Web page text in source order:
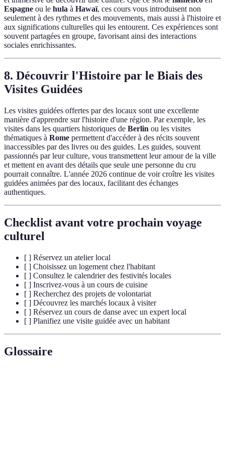
Espagne ou le hula à Hawaï, ces cours vous introduisent non
seulement à des rythmes et des mouvements, mais aussi à l'histoire et
aux significations culturelles qui les entourent. Ces expériences sont
souvent partagées en groupe, favorisant ainsi des interactions
sociales enrichissantes.
8. Découvrir l'Histoire par le Biais des
Visites Guidées
Les visites guidées offertes par des locaux sont une excellente
manière d'apprendre sur l'histoire d'une région. Par exemple, les
visites dans les quartiers historiques de Berlin ou les visites
thématiques à Rome permettent d'accéder à des récits souvent
inaccessibles par des livres ou des guides. Les guides, souvent
passionnés par leur culture, vous transmettent leur amour de la ville
et mettent en avant des détails que seule une personne du cru
pourrait connaître. L'année 2026 continue de voir croître les visites
guidées animées par des locaux, facilitant des échanges
authentiques.
Checklist avant votre prochain voyage
culturel
[ ] Réservez un atelier local
[ ] Choisissez un logement chez l'habitant
[ ] Consultez le calendrier des festivités locales
[ ] Inscrivez-vous à un cours de cuisine
[ ] Recherchez des projets de volontariat
[ ] Découvrez les marchés locaux à visiter
[ ] Réservez un cours de danse avec un expert local
[ ] Planifiez une visite guidée avec un habitant
Glossaire